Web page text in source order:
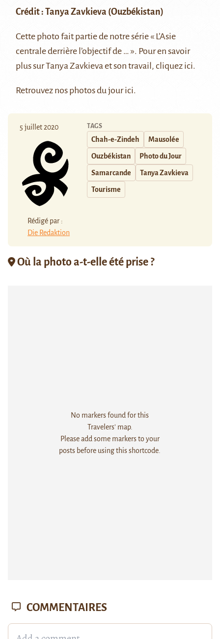
Crédit : Tanya Zavkieva (Ouzbékistan)
Cette photo fait partie de notre série « L’Asie
centrale derrière l’objectif de … ». Pour en savoir
plus sur Tanya Zavkieva et son travail, cliquez ici.
Retrouvez nos photos du jourici.
5 juillet 2020
Rédigé par :
Die Redaktion
TAGS
Chah-e-Zindeh Mausolée
Ouzbékistan Photo du Jour
Samarcande Tanya Zavkieva
Tourisme
Où la photo a-t-elle été prise ?
No markers found for this
Travelers' map.
Please add some markers to your
posts before using this shortcode.
COMMENTAIRES